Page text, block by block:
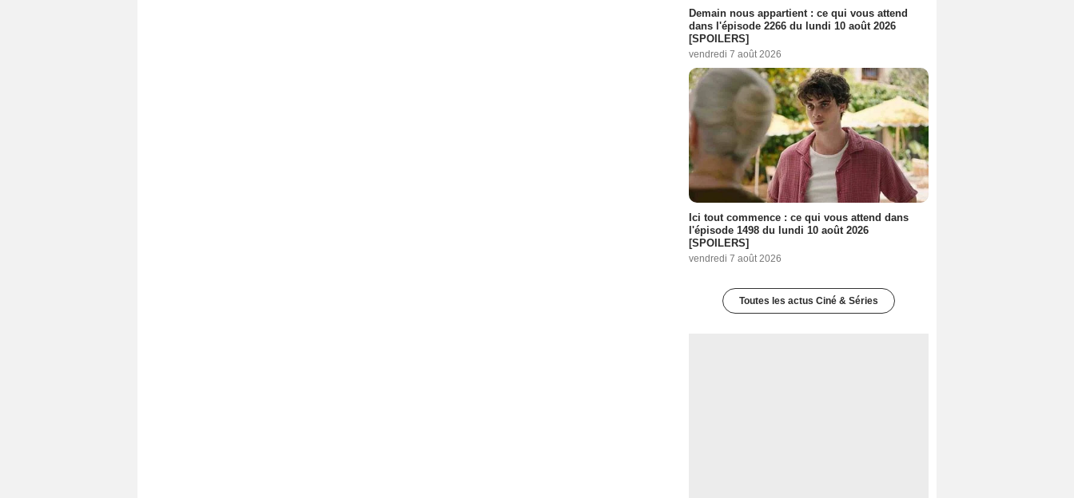
Demain nous appartient : ce qui vous attend
dans l'épisode 2266 du lundi 10 août 2026
[SPOILERS]
vendredi 7 août 2026
Ici tout commence : ce qui vous attend dans
l'épisode 1498 du lundi 10 août 2026
[SPOILERS]
vendredi 7 août 2026
Toutes les actus Ciné & Séries